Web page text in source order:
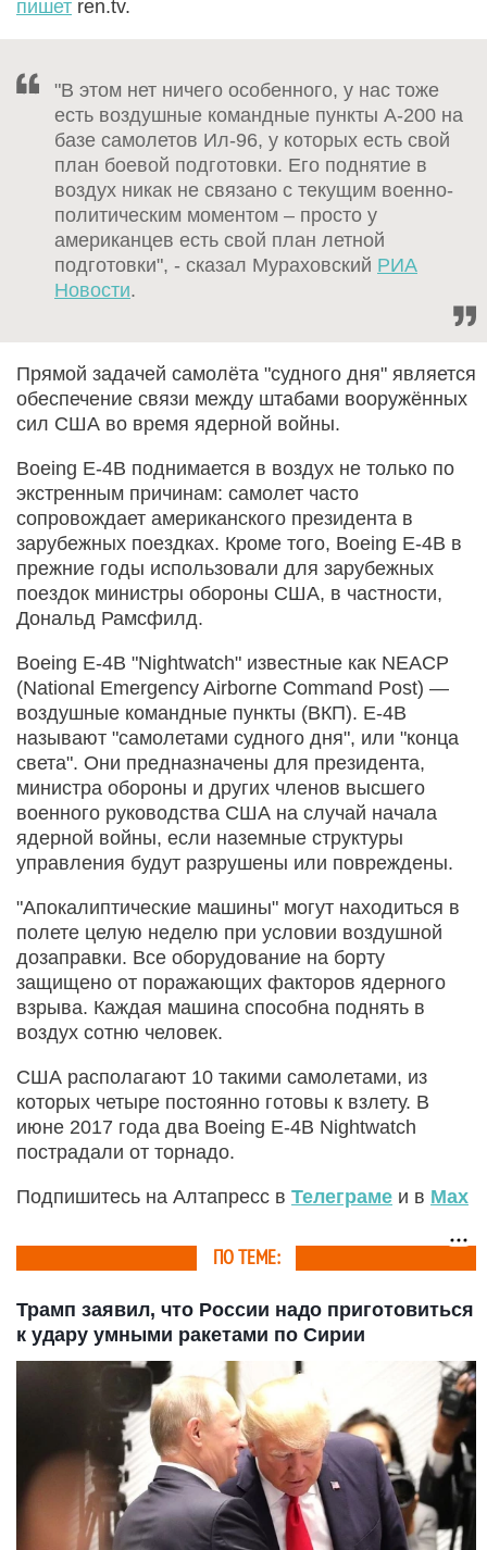
пишет ren.tv.
"В этом нет ничего особенного, у нас тоже
есть воздушные командные пункты А-200 на
базе самолетов Ил-96, у которых есть свой
план боевой подготовки. Его поднятие в
воздух никак не связано с текущим военно-
политическим моментом – просто у
американцев есть свой план летной
подготовки", - сказал Мураховский РИА
Новости.
Прямой задачей самолёта "судного дня" является
обеспечение связи между штабами вооружённых
сил США во время ядерной войны.
Boeing E-4B поднимается в воздух не только по
экстренным причинам: самолет часто
сопровождает американского президента в
зарубежных поездках. Кроме того, Boeing E-4B в
прежние годы использовали для зарубежных
поездок министры обороны США, в частности,
Дональд Рамсфилд.
Boeing E-4B "Nightwatch" известные как NEACP
(National Emergency Airborne Command Post) —
воздушные командные пункты (ВКП). E-4B
называют "самолетами судного дня", или "конца
света". Они предназначены для президента,
министра обороны и других членов высшего
военного руководства США на случай начала
ядерной войны, если наземные структуры
управления будут разрушены или повреждены.
"Апокалиптические машины" могут находиться в
полете целую неделю при условии воздушной
дозаправки. Все оборудование на борту
защищено от поражающих факторов ядерного
взрыва. Каждая машина способна поднять в
воздух сотню человек.
США располагают 10 такими самолетами, из
которых четыре постоянно готовы к взлету. В
июне 2017 года два Boeing E-4B Nightwatch
пострадали от торнадо.
Подпишитесь на Алтапресс в Телеграме и в Max
ПО ТЕМЕ:
Трамп заявил, что России надо приготовиться
к удару умными ракетами по Сирии